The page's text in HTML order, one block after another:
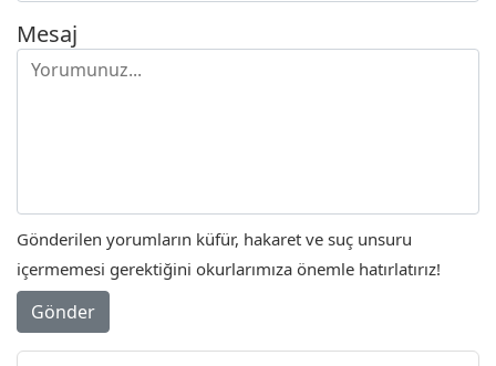
Mesaj
Gönderilen yorumların küfür, hakaret ve suç unsuru
içermemesi gerektiğini okurlarımıza önemle hatırlatırız!
Gönder